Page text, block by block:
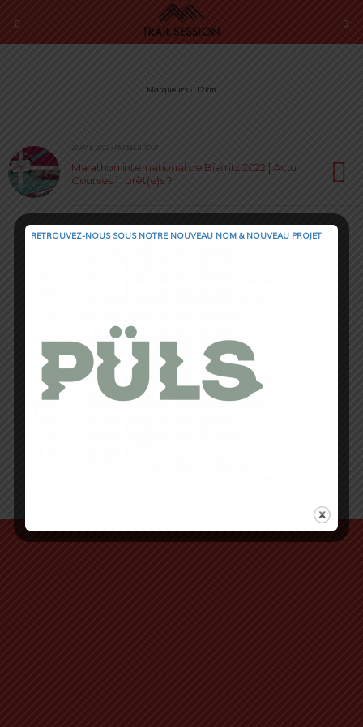
Marqueurs › 12km
25 AVRIL 2022 • PAR JULIEN PICOT
Marathon international de Biarritz 2022 [ Actu
Courses ] : prêt(e)s ?
RETROUVEZ-NOUS SOUS NOTRE NOUVEAU NOM & NOUVEAU PROJET